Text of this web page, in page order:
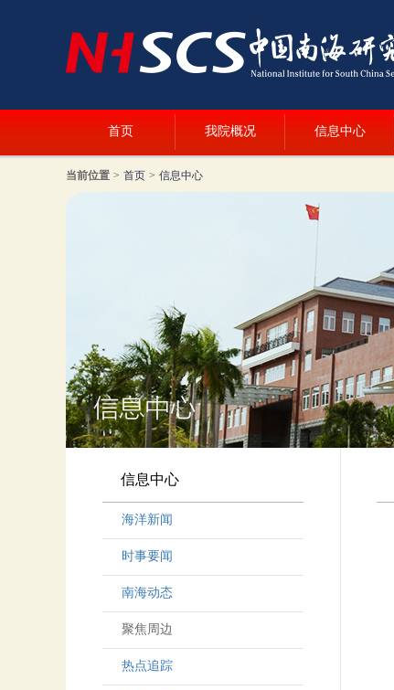
首页 我院概况 信息中心
当前位置 > 首页 > 信息中心
信息中心
海洋新闻
时事要闻
南海动态
聚焦周边
热点追踪